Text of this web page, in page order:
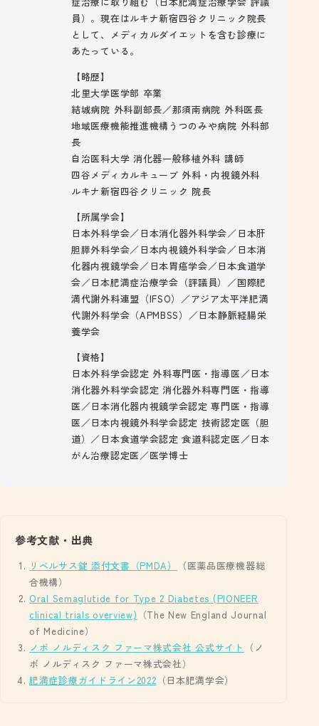
員）。現在はルキナ新宿四谷クリニック院長
として、メディカルダイエットを含む診療に
あたっている。
【略歴】
北里大学医学部 卒業
結城病院 外科副部長／那須南病院 外科医長
地域医療機能推進機構うつのみや病院 外科部
長
自治医科大学 消化器一般移植外科 講師
四谷メディカルキューブ 外科・内視鏡外科
ルキナ新宿四谷クリニック 院長
【所属学会】
日本外科学会／日本消化器外科学会／日本肝
胆膵外科学会／日本内視鏡外科学会／日本消
化器内視鏡学会／日本胃癌学会／日本食道学
会／日本肥満症治療学会（評議員）／国際肥
満代謝外科連盟（IFSO）／アジア太平洋肥満
代謝外科学会（APMBSS）／日本静脈経腸栄
養学会
【資格】
日本外科学会認定 外科専門医・指導医／日本
消化器外科学会認定 消化器外科専門医・指導
医／日本消化器内視鏡学会認定 専門医・指導
医／日本内視鏡外科学会認定 技術認定医（胆
道）／日本食道学会認定 食道科認定医／日本
がん治療認定医／医学博士
参考文献・出典
リベルサス錠 添付文書（PMDA）
（医薬品医療機器総
合機構）
Oral Semaglutide for Type 2 Diabetes (PIONEER
clinical trials overview) （The New England Journal
of Medicine）
ノボ ノルディスク ファーマ株式会社 公式サイト
（ノ
ボ ノルディスク ファーマ株式会社）
肥満症診療ガイドライン2022 （日本肥満学会）